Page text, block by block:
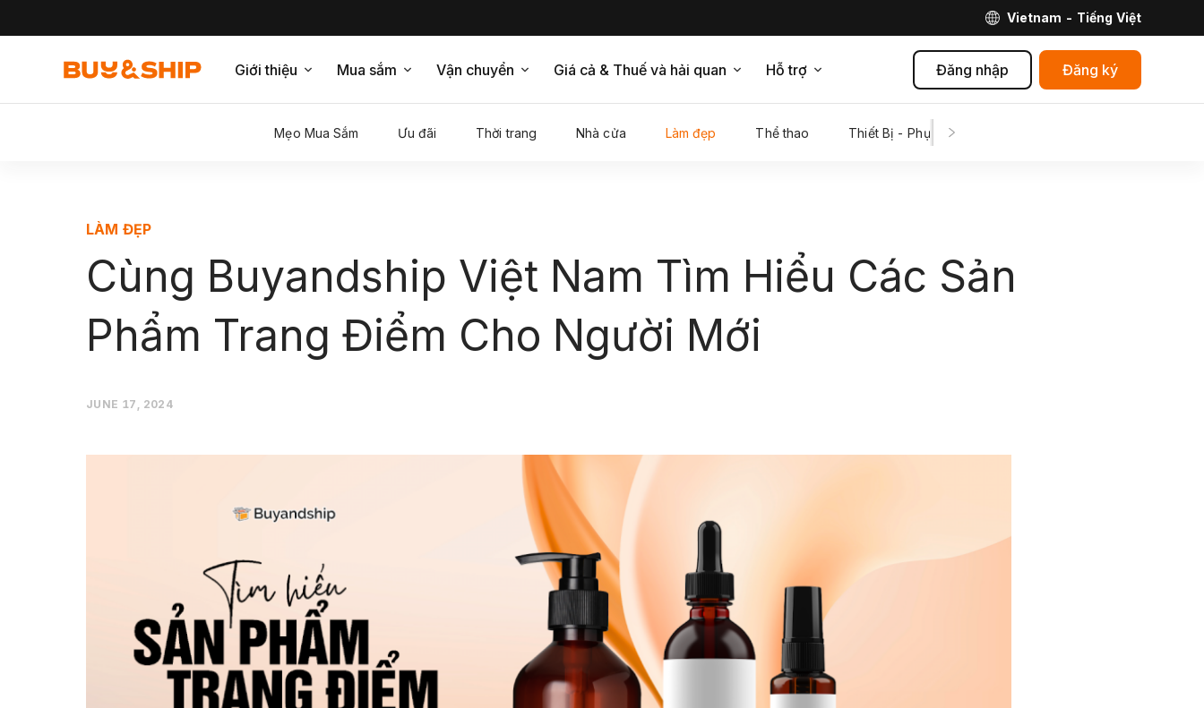
Vietnam - Tiếng Việt
Giới thiệu Mua sắm Vận chuyển Giá cả & Thuế và hải quan Hỗ trợ Đăng nhập Đăng ký
Mẹo Mua Sắm Ưu đãi Thời trang Nhà cửa Làm đẹp Thể thao Thiết Bị - Phụ Kiện Số
LÀM ĐẸP
Cùng Buyandship Việt Nam Tìm Hiểu Các Sản
Phẩm Trang Điểm Cho Người Mới
JUNE 17, 2024